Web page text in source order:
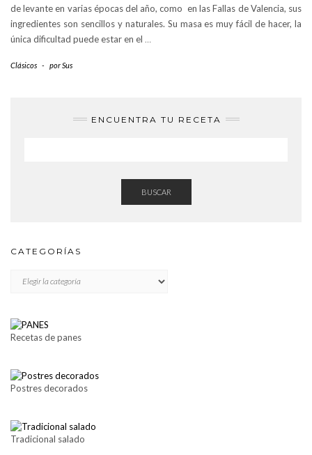
de levante en varias épocas del año, como en las Fallas de Valencia, sus
ingredientes son sencillos y naturales. Su masa es muy fácil de hacer, la
única dificultad puede estar en el …
Clásicos - porSus
ENCUENTRA TU RECETA
BUSCAR
CATEGORÍAS
Recetas de panes
Postres decorados
Tradicional salado